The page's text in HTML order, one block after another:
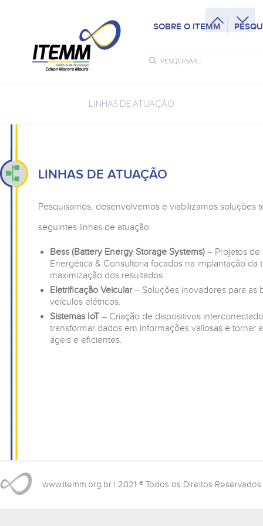
SOBRE O ITEMM
LINHAS DE ATUAÇÃO
LINHAS DE ATUAÇÃO
Pesquisamos, desenvolvemos e viabilizamos soluções
seguintes linhas de atuação:
Bess (Battery Energy Storage Systems) – Projetos de
Energética & Consultoria focados na implantação da
maximização dos resultados.
Eletrificação Veicular– Soluções inovadores para as
veículos elétricos.
Sistemas IoT – Criação de dispositivos
transformar dados em informações valiosas e tornar
ágeis e eficientes.
www.itemm.org.br | 2021 ® Todos os Direitos